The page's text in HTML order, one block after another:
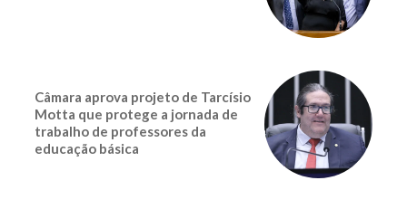
Câmara aprova projeto de Tarcísio
Motta que protege a jornada de
trabalho de professores da
educação básica